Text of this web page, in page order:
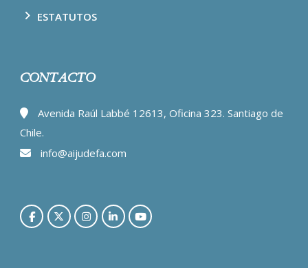
ESTATUTOS
CONTACTO
Avenida Raúl Labbé 12613, Oficina 323. Santiago de
Chile.
info@aijudefa.com